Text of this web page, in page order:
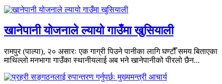
खानेपानी योजनाले ल्यायो गाउँमा खुसियाली
रामपुर (पाल्पा), २० असारः एक गाग्री पिउने पानीका लागि घण्टौँ समय बिताएका
माथिल्लो मनभागा गाउँका स्थानीयलाई अब भने खानेपानीको पीरलो छैन...